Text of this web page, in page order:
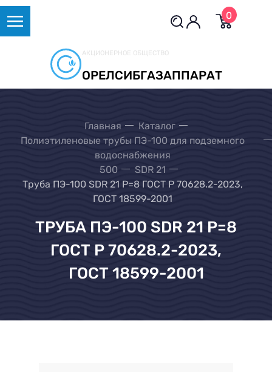
0
АКЦИОНЕРНОЕ ОБЩЕСТВО
ОРЕЛСИБГАЗАППАРАТ
Главная
Каталог
Полиэтиленовые трубы ПЭ-100 для подземного
водоснабжения
500
SDR 21
Труба ПЭ-100 SDR 21 Р=8 ГОСТ Р 70628.2-2023,
ГОСТ 18599-2001
ТРУБА ПЭ-100 SDR 21 Р=8
ГОСТ Р 70628.2-2023,
ГОСТ 18599-2001